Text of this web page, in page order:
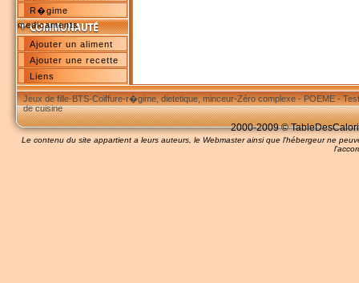
R�gime
medicaments
Ajouter un aliment
Ajouter une recette
Liens
Jeux de fille-BTS-Coiffure-r�gime, dietetique, minceur-Zéro complexe-POEME-
de cuisine
2000-2009 ©
Le contenu du site appartient a leurs auteurs, le Webmaster ainsi que l'hébergeur ne